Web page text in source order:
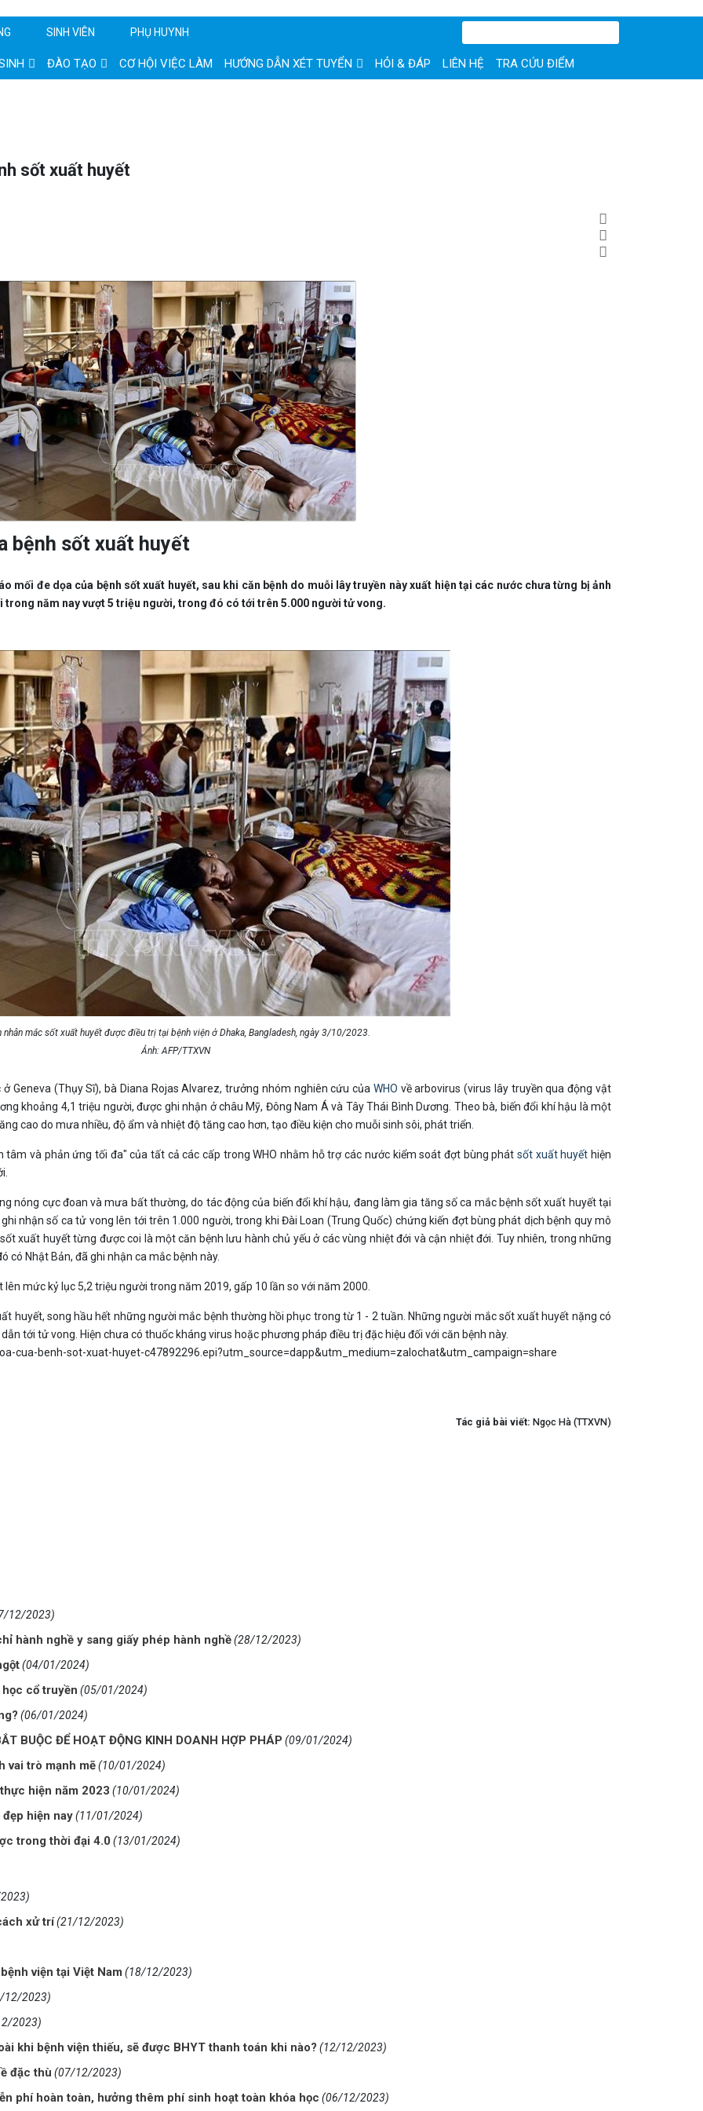
SINH VIÊN PHỤ HUYNH
ĐÀO TẠO CƠ HỘI VIỆC LÀM HƯỚNG DẪN XÉT TUYỂN HỎI & ĐÁP LIÊN HỆ TRA CỨU ĐIỂM
sốt xuất huyết
bệnh sốt xuất huyết
mối đe dọa của bệnh sốt xuất huyết, sau khi căn bệnh do muỗi lây truyền này xuất hiện tại các nước chưa từng bị ảnh
năm nay vượt 5 triệu người, trong đó có tới trên 5.000 người tử vong.
nhân mắc sốt xuất huyết được điều trị tại bệnh viện ở Dhaka, Bangladesh, ngày 3/10/2023.
Ảnh: AFP/TTXVN
Geneva (Thụy Sĩ), bà Diana Rojas Alvarez, trưởng nhóm nghiên cứu của WHO về arbovirus (virus lây truyền qua động vật
khoảng 4,1 triệu người, được ghi nhận ở châu Mỹ, Đông Nam Á và Tây Thái Bình Dương. Theo bà, biến đổi khí hậu là một
cao do mưa nhiều, độ ẩm và nhiệt độ tăng cao hơn, tạo điều kiện cho muỗi sinh sôi, phát triển.
và phản ứng tối đa" của tất cả các cấp trong WHO nhằm hỗ trợ các nước kiểm soát đợt bùng phát sốt xuất huyết hiện
nóng cực đoan và mưa bất thường, do tác động của biến đổi khí hậu, đang làm gia tăng số ca mắc bệnh sốt xuất huyết tại
nhận số ca tử vong lên tới trên 1.000 người, trong khi Đài Loan (Trung Quốc) chứng kiến đợt bùng phát dịch bệnh quy mô
xuất huyết từng được coi là một căn bệnh lưu hành chủ yếu ở các vùng nhiệt đới và cận nhiệt đới. Tuy nhiên, trong những
có Nhật Bản, đã ghi nhận ca mắc bệnh này.
mức kỷ lục 5,2 triệu người trong năm 2019, gấp 10 lần so với năm 2000.
huyết, song hầu hết những người mắc bệnh thường hồi phục trong từ 1 - 2 tuần. Những người mắc sốt xuất huyết nặng có
tới tử vong. Hiện chưa có thuốc kháng virus hoặc phương pháp điều trị đặc hiệu đối với căn bệnh này.
cua-benh-sot-xuat-huyet-c47892296.epi?utm_source=dapp&utm_medium=zalochat&utm_campaign=share
Tác giả bài viết: Ngọc Hà (TTXVN)
12/2023)
hành nghề y sang giấy phép hành nghề(28/12/2023)
(04/01/2024)
cổ truyền (05/01/2024)
(06/01/2024)
BUỘC ĐỂ HOẠT ĐỘNG KINH DOANH HỢP PHÁP (09/01/2024)
vai trò mạnh mẽ(10/01/2024)
hiện năm 2023 (10/01/2024)
hiện nay(11/01/2024)
trong thời đại 4.0 (13/01/2024)
xử trí(21/12/2023)
viện tại Việt Nam (18/12/2023)
12/2023)
2023)
khi bệnh viện thiếu, sẽ được BHYT thanh toán khi nào? (12/12/2023)
đặc thù (07/12/2023)
phí hoàn toàn, hưởng thêm phí sinh hoạt toàn khóa học (06/12/2023)